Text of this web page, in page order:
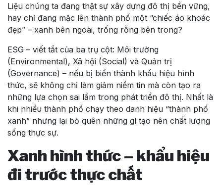
Liệu chúng ta đang thật sự xây dựng đô thị bền vững,
hay chỉ đang mặc lên thành phố một “chiếc áo khoác
đẹp” – xanh bên ngoài, trống rỗng bên trong?
ESG – viết tắt của ba trụ cột: Môi trường
(Environmental), Xã hội (Social) và Quản trị
(Governance) – nếu bị biến thành khẩu hiệu hình
thức, sẽ không chỉ làm giảm niềm tin mà còn tạo ra
những lựa chọn sai lầm trong phát triển đô thị. Nhất là
khi nhiều thành phố chạy theo danh hiệu “thành phố
xanh” nhưng lại bỏ quên những gì tạo nên chất lượng
sống thực sự.
Xanh hình thức – khẩu hiệu
đi trước thực chất